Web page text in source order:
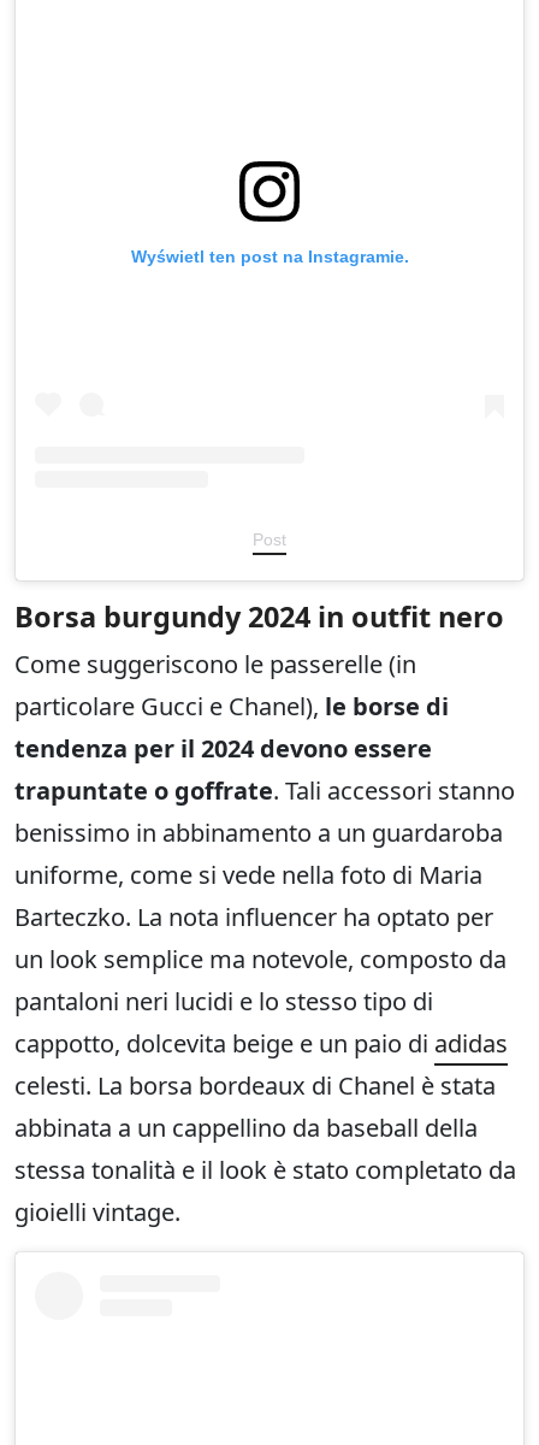
Wyświetl ten post na Instagramie.
Post
Borsa burgundy 2024 in outfit nero
Come suggeriscono le passerelle (in
particolare Gucci e Chanel), le borse di
tendenza per il 2024 devono essere
trapuntate o goffrate. Tali accessori stanno
benissimo in abbinamento a un guardaroba
uniforme, come si vede nella foto di Maria
Barteczko. La nota influencer ha optato per
un look semplice ma notevole, composto da
pantaloni neri lucidi e lo stesso tipo di
cappotto, dolcevita beige e un paio di adidas
celesti. La borsa bordeaux di Chanel è stata
abbinata a un cappellino da baseball della
stessa tonalità e il look è stato completato da
gioielli vintage.